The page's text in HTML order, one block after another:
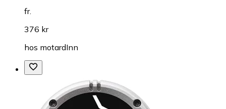
fr.
376 kr
hos motardInn